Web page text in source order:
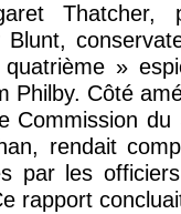
Thatcher,
Blunt,
»
Philby. Côté
Commission
rendait
par les
rapport